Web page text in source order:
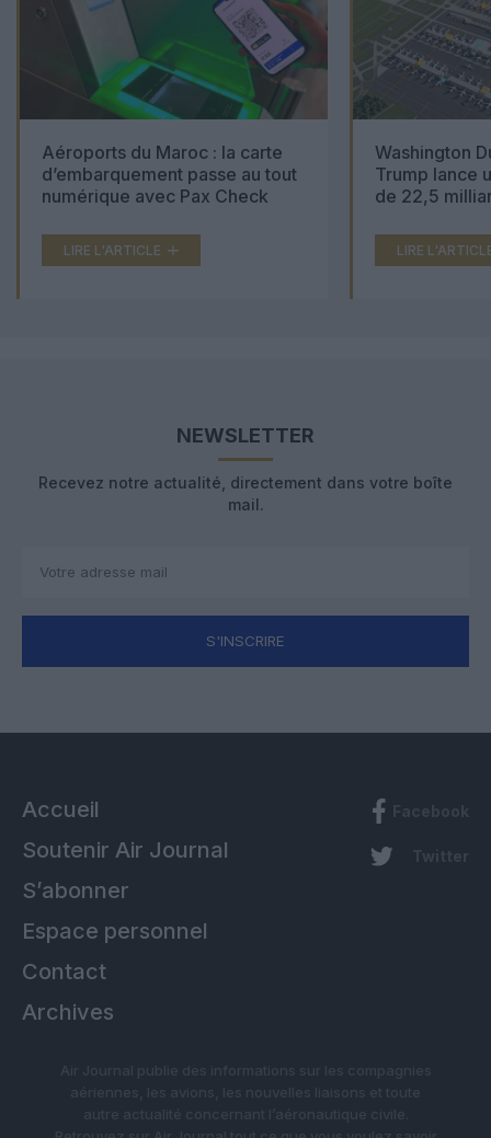
Aéroports du Maroc : la carte
d’embarquement passe au tout
numérique avec Pax Check
LIRE L'ARTICLE
Washington
Trump lance
de 22,5
LIRE
NEWSLETTER
Recevez notre actualité, directement dans votre boîte
mail.
S'INSCRIRE
Accueil
Soutenir Air Journal
S’abonner
Espace personnel
Contact
Archives